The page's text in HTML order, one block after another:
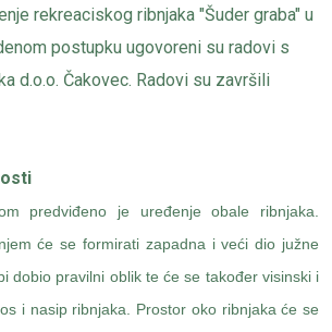
rekreaciskog ribnjaka "Šuder graba" u
postupku ugovoreni su radovi s
d.o.o. Čakovec. Radovi su završili
predviđeno je uređenje obale ribnjaka.
će se formirati zapadna i veći dio južne
dobio pravilni oblik te će se također visinski i
i nasip ribnjaka. Prostor oko ribnjaka će se